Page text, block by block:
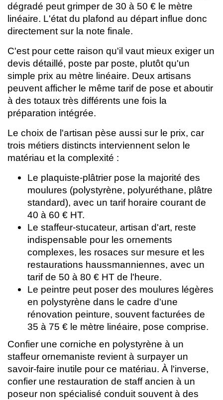
dégradé peut grimper de 30 à 50 € le mètre
linéaire. L'état du plafond au départ influe donc
directement sur la note finale.
C'est pour cette raison qu'il vaut mieux exiger un
devis détaillé, poste par poste, plutôt qu'un
simple prix au mètre linéaire. Deux artisans
peuvent afficher le même tarif de pose et aboutir
à des totaux très différents une fois la
préparation intégrée.
Le choix de l'artisan pèse aussi sur le prix, car
trois métiers distincts interviennent selon le
matériau et la complexité :
Le plaquiste-plâtrier pose la majorité des
moulures (polystyrène, polyuréthane, plâtre
standard), avec un tarif horaire courant de
40 à 60 € HT.
Le staffeur-stucateur, artisan d'art, reste
indispensable pour les ornements
complexes, les rosaces sur mesure et les
restaurations haussmanniennes, avec un
tarif de 50 à 80 € HT de l'heure.
Le peintre peut poser des moulures légères
en polystyrène dans le cadre d'une
rénovation peinture, souvent facturées de
35 à 75 € le mètre linéaire, pose comprise.
Confier une corniche en polystyrène à un
staffeur ornemaniste revient à surpayer un
savoir-faire inutile pour ce matériau. À l'inverse,
confier une restauration de staff ancien à un
poseur non spécialisé conduit souvent à des